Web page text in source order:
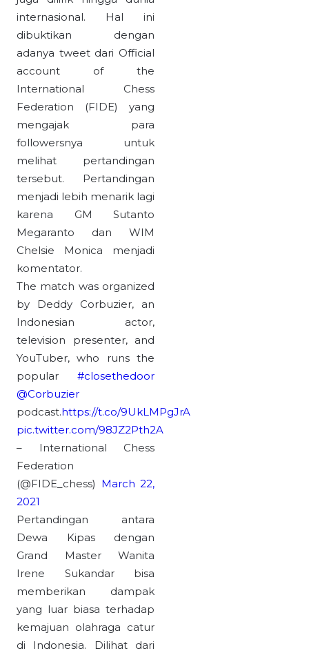
internasional. Hal ini
dibuktikan dengan
adanya tweet dari Official
account of the
International Chess
Federation (FIDE) yang
mengajak para
followersnya untuk
melihat pertandingan
tersebut. Pertandingan
menjadi lebih menarik lagi
karena GM Sutanto
Megaranto dan WIM
Chelsie Monica menjadi
komentator.
The match was organized
by Deddy Corbuzier, an
Indonesian actor,
television presenter, and
YouTuber, who runs the
popular #closethedoor
@Corbuzier
podcast.https://t.co/9UkLMPgJrA
pic.twitter.com/98JZ2Pth2A
– International Chess
Federation
(@FIDE_chess) March 22,
2021
Pertandingan antara
Dewa Kipas dengan
Grand Master Wanita
Irene Sukandar bisa
memberikan dampak
yang luar biasa terhadap
kemajuan olahraga catur
di Indonesia. Dilihat dari